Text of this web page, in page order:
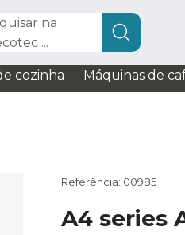
na
...
cozinha Máquinas de
Referência: 00985
A4 series